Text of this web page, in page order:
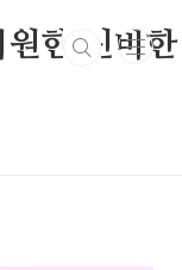
한 신비한